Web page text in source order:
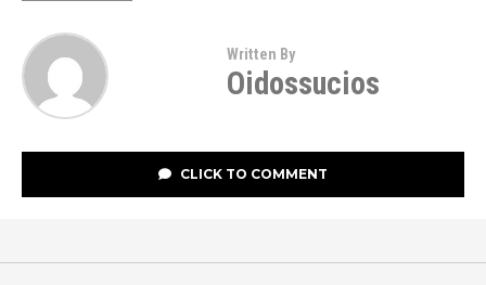
Written By
Oidossucios
CLICK TO COMMENT